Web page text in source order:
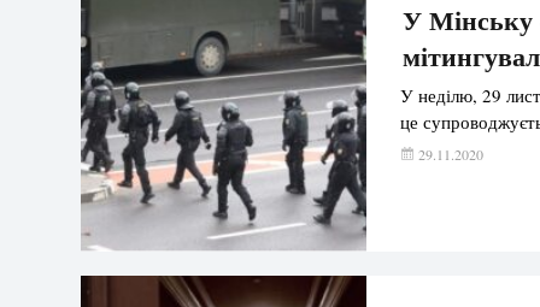
У Мінську
У неділю, 29
це
29.11.2020